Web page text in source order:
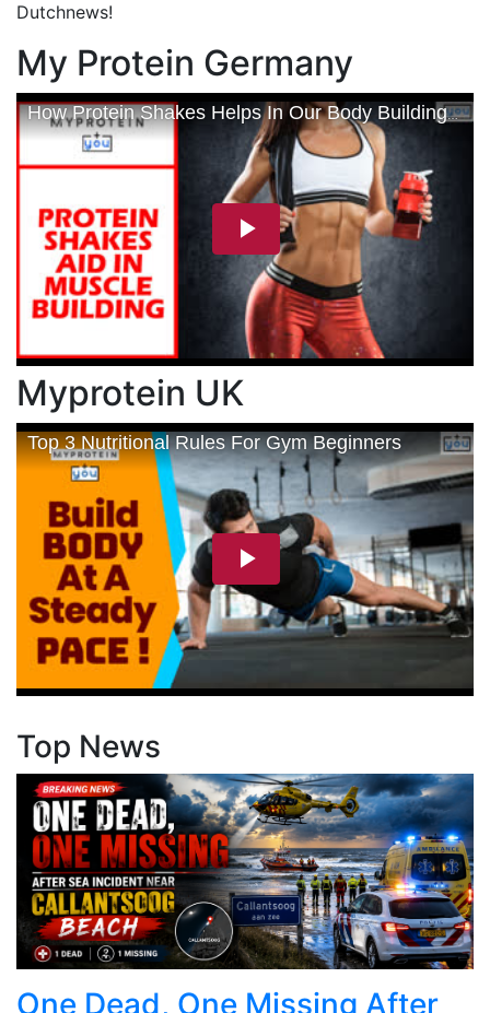
Dutchnews!
My Protein Germany
Myprotein UK
Top News
One Dead, One Missing After